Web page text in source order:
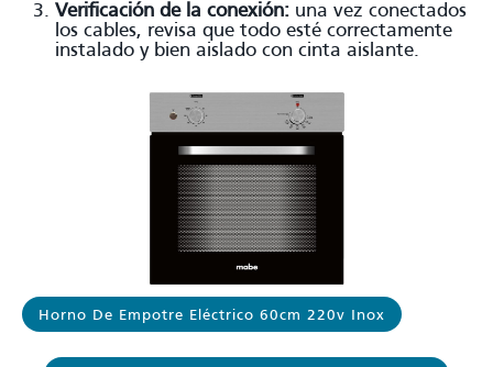
Verificación de la conexión: una vez conectados
los cables, revisa que todo esté correctamente
instalado y bien aislado con cinta aislante.
Horno De Empotre Eléctrico 60cm 220v Inox